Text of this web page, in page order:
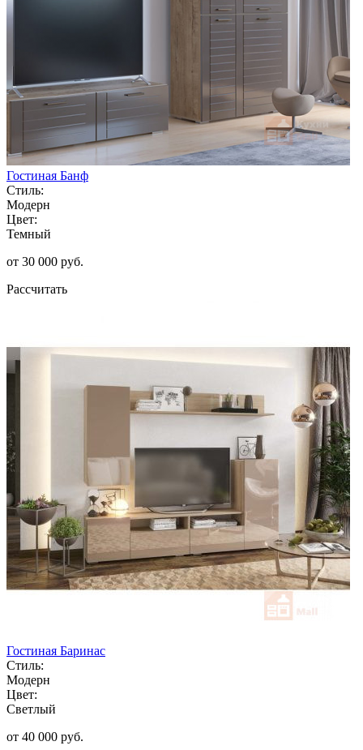
Гостиная Банф
Стиль:
Модерн
Цвет:
Темный
от 30 000 руб.
Рассчитать
Гостиная Баринас
Стиль:
Модерн
Цвет:
Светлый
от 40 000 руб.